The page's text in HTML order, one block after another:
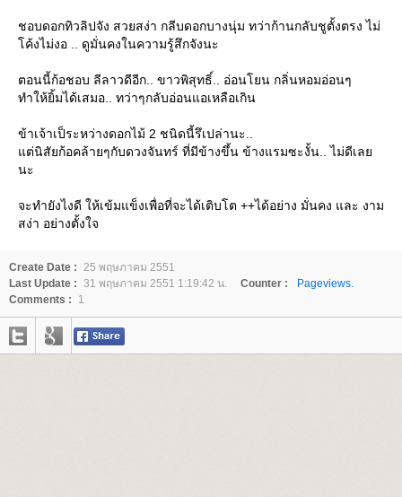
ชอบดอกทิวลิปจัง สวยสง่า กลีบดอกบางนุ่ม ทว่าก้านกลับชูตั้งตรง ไม่
ค้งไม่งอ .. ดูมั่นคงในความรู้สึกจังนะ
ตอนนี้ก้อชอบ ลีลาวดีอีก.. ขาวพิสุทธิ์.. อ่อนโยน กลิ่นหอมอ่อนๆ
ทำให้ยิ้มได้เสมอ.. ทว่าๆกลับอ่อนแอเหลือเกิน
ข้าเจ้าเป็ระหว่างดอกไม้ 2 ชนิดนี้รึเปล่านะ..
ต่นิสัยก้อคล้ายๆกับดวงจันทร์ ที่มีข้างขึ้น ข้างแรมซะงั้น.. ไม่ดีเล
นะ
จะทำยังไงดี ให้เข้มแข็งเพื่อที่จะได้เติบโต ++ได้อย่าง มั่นคง และ งาม
สง่า อย่างตั้งใจ
Create Date : 25 พฤษภาคม 2551
Last Update : 31 พฤษภาคม 2551 1:19:42 น. Counter :
Pageviews.
Comments :
1